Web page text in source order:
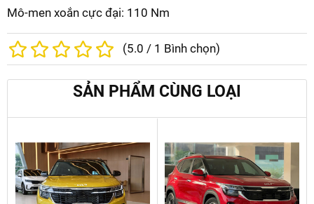
Mô-men xoắn cực đại: 110 Nm
(5.0 / 1 Bình chọn)
SẢN PHẨM CÙNG LOẠI